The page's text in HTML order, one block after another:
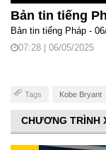
Bản tin tiếng
Bản tin tiếng Pháp -
07:28 | 06/05/2025
Tags Kobe Bryant
CHƯƠNG TRÌNH